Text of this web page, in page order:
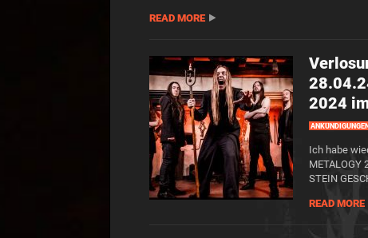
READ MORE
2024
ANKÜNDIGUNGEN
Ich habe
METALOGY
STEIN
READ MORE